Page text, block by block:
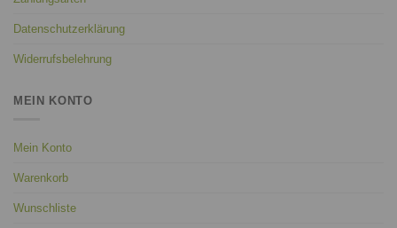
Datenschutzerklärung
Widerrufsbelehrung
MEIN KONTO
Mein Konto
Warenkorb
Wunschliste